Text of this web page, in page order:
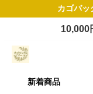
カゴバッ
10,000
新着商品